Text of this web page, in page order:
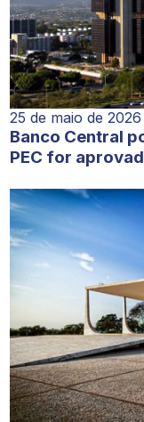
25 de maio de 2026
Banco Central
PEC for